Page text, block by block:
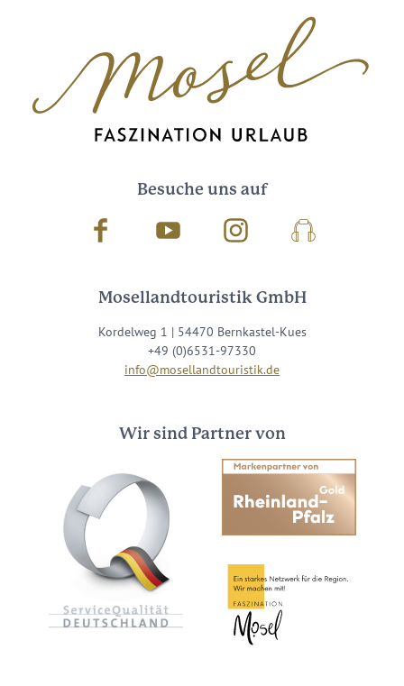
Besuche uns auf
Facebook Youtube InstagramPodcast
Mosellandtouristik GmbH
Kordelweg 1 | 54470 Bernkastel-Kues
+49 (0)6531-97330
info@mosellandtouristik.de
Wir sind Partner von